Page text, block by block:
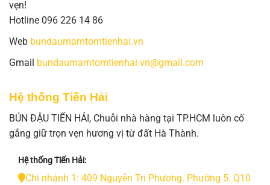
vẹn!
Hotline 096 226 14 86
Web bundaumamtomtienhai.vn
Gmail bundaumamtomtienhai.vn@gmail.com
Hệ thống Tiến Hải
BÚN ĐẬU TIẾN HẢI, Chuỗi nhà hàng tại TP.HCM luôn cố
gắng giữ trọn vẹn hương vị từ đất Hà Thành.
Hệ thống Tiến Hải:
Chi nhánh 1: 409 Nguyễn Tri Phương. Phường 5. Q10